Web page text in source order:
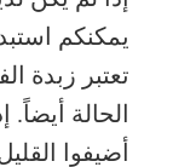
يمكنكم
تعتبر زبدة
الحالة
أضيفوا